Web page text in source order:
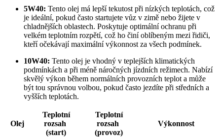
5W40: Tento olej ‌má lepší tekutost​ při nízkých teplotách, což
je ideální, pokud⁤ často startujete vůz⁤ v zimě nebo⁢ žijete⁣ v
⁢chladnějších oblastech. Poskytuje optimální ​ochranu při
velkém teplotním rozpětí, což‍ ho⁣ činí oblíbeným mezi ⁢řidiči,
kteří ⁢očekávají maximální výkonnost za všech​ podmínek.
10W40: Tento olej je vhodný⁢ v⁣ teplejších ​klimatických
podmínkách a při méně náročných jízdních režimech. Nabízí
⁢skvělý výkon během normálních provozních teplot a může
být ‌tou správnou⁣ volbou, ‌pokud často jezdíte při středních a
vyšších ‍teplotách.
Olej
Teplotní
rozsah ⁤
(start)
Teplotní
rozsah ​
(provoz)
Výkonnost